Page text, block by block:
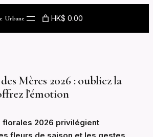
Urbane HK$ 0.00
Mères 2026 : oubliez la
l’émotion
florales 2026 privilégient